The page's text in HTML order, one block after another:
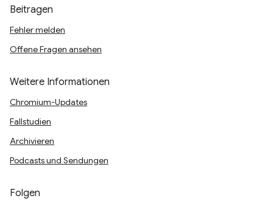
Beitragen
Fehler melden
Offene Fragen ansehen
Weitere Informationen
Chromium-Updates
Fallstudien
Archivieren
Podcasts und Sendungen
Folgen